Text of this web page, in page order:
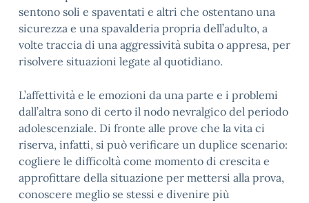
sentono soli e spaventati e altri che ostentano una
sicurezza e una spavalderia propria dell’adulto, a
volte traccia di una aggressività subita o appresa, per
risolvere situazioni legate al quotidiano.
L’affettività e le emozioni da una parte e i problemi
dall’altra sono di certo il nodo nevralgico del periodo
adolescenziale. Di fronte alle prove che la vita ci
riserva, infatti, si può verificare un duplice scenario:
cogliere le difficoltà come momento di crescita e
approfittare della situazione per mettersi alla prova,
conoscere meglio se stessi e divenire più